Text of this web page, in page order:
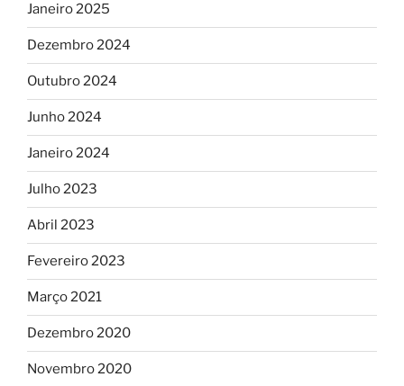
Janeiro 2025
Dezembro 2024
Outubro 2024
Junho 2024
Janeiro 2024
Julho 2023
Abril 2023
Fevereiro 2023
Março 2021
Dezembro 2020
Novembro 2020